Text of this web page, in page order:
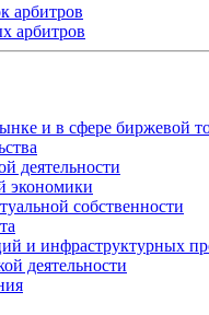
арбитров
арбитров
и в сфере биржевой
деятельности
экономики
собственности
и инфраструктурных
деятельности